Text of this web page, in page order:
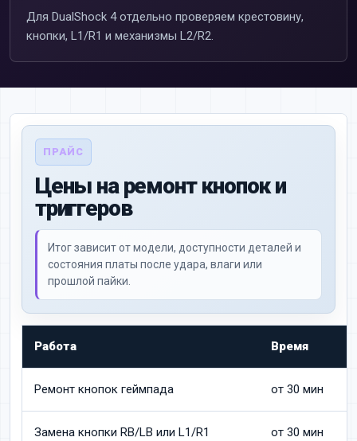
Для DualShock 4 отдельно проверяем крестовину,
кнопки, L1/R1 и механизмы L2/R2.
ПРАЙС
Цены на ремонт кнопок и
триггеров
Итог зависит от модели, доступности деталей и
состояния платы после удара, влаги или
прошлой пайки.
Работа Время
Ремонт кнопок геймпада от 30 мин
Замена кнопки RB/LB или L1/R1 от 30 мин